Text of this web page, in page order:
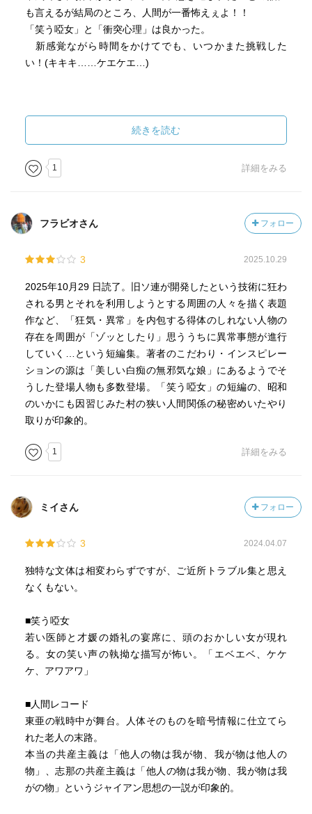
も言えるが結局のところ、人間が一番怖えぇよ！！
「笑う啞女」と「衝突心理」は良かった。
新感覚ながら時間をかけてでも、いつかまた挑戦した
い！(キキキ……ケエケエ…)
続きを読む
1 詳細をみる
フラビオさん フォロー
3 2025.10.29
2025年10月29 日読了。旧ソ連が開発したという技術に狂わ
される男とそれを利用しようとする周囲の人々を描く表題
作など、「狂気・異常」を内包する得体のしれない人物の
存在を周囲が「ゾッとしたり」思ううちに異常事態が進行
していく…という短編集。著者のこだわり・インスピレー
ションの源は「美しい白痴の無邪気な娘」にあるようでそ
うした登場人物も多数登場。「笑う啞女」の短編の、昭和
のいかにも因習じみた村の狭い人間関係の秘密めいたやり
取りが印象的。
1 詳細をみる
ミイさん フォロー
3 2024.04.07
独特な文体は相変わらずですが、ご近所トラブル集と思え
なくもない。
■笑う啞女
若い医師と才媛の婚礼の宴席に、頭のおかしい女が現れ
る。女の笑い声の執拗な描写が怖い。「エベエベ、ケケ
ケ、アワアワ」
■人間レコード
東亜の戦時中が舞台。人体そのものを暗号情報に仕立てら
れた老人の末路。
本当の共産主義は「他人の物は我が物、我が物は他人の
物」、志那の共産主義は「他人の物は我が物、我が物は我
がの物」というジャイアン思想の一説が印象的。